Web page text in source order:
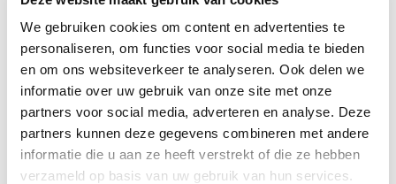
We gebruiken cookies om content en advertenties te
personaliseren, om functies voor social media te bieden
en om ons websiteverkeer te analyseren. Ook delen we
informatie over uw gebruik van onze site met onze
partners voor social media, adverteren en analyse. Deze
partners kunnen deze gegevens combineren met andere
informatie die u aan ze heeft verstrekt of die ze hebben
verzameld op basis van uw gebruik van hun services.
-
Wiel0072
Wiel serie PUZG 150x060-
25x65
Info Stuks